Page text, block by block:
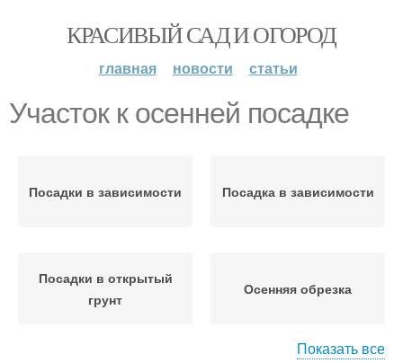
КРАСИВЫЙ САД И ОГОРОД
главная новости статьи
Участок к осенней посадке
Посадки в зависимости Посадка в зависимости
Посадки в открытый
грунт
Осенняя обрезка
Показать все